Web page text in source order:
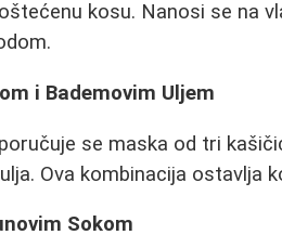
kosu. Nanosi se na
i Bademovim Uljem
se maska od tri
Ova kombinacija ostavlja
Sokom